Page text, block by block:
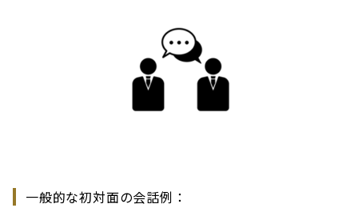
一般的な初対面の会話例：